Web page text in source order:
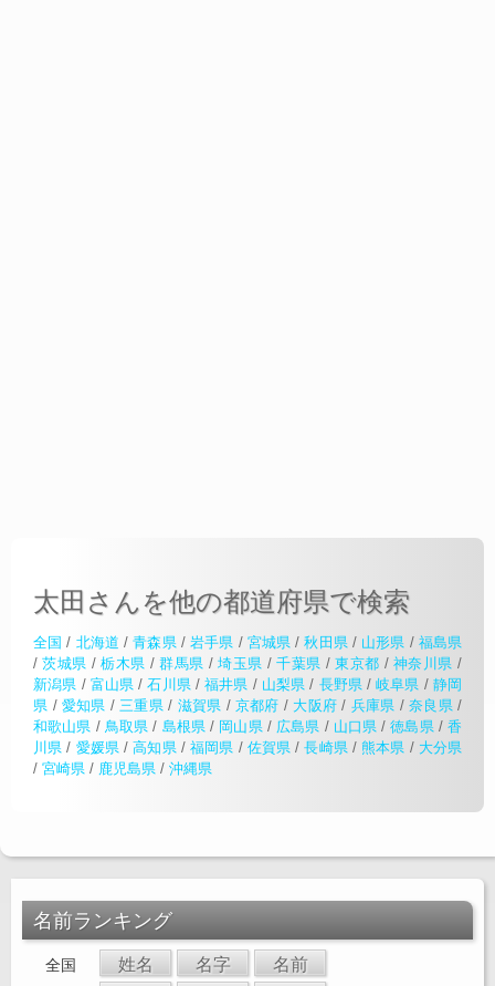
太田さんを他の都道府県で検索
全国 / 北海道 /青森県/ 岩手県 / 宮城県 /秋田県/ 山形県 / 福島県
/茨城県 /栃木県 /群馬県 /埼玉県 /千葉県 /東京都 /神奈川県 /
新潟県 / 富山県 /石川県/福井県 / 山梨県 / 長野県/岐阜県 / 静岡
県 / 愛知県 /三重県 / 滋賀県 / 京都府 / 大阪府 / 兵庫県 / 奈良県/
和歌山県 / 鳥取県 / 島根県/ 岡山県/ 広島県 / 山口県 /徳島県/香
川県 / 愛媛県/高知県/ 福岡県 / 佐賀県 /長崎県/熊本県 / 大分県
/ 宮崎県 / 鹿児島県 / 沖縄県
名前ランキング
全国 姓名 名字 名前